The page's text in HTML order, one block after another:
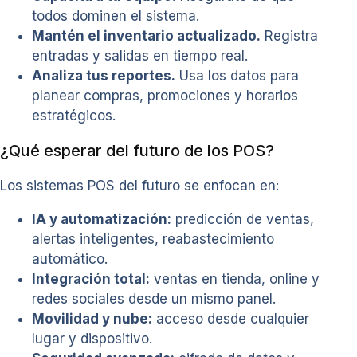
todos dominen el sistema.
Mantén el inventario actualizado. Registra
entradas y salidas en tiempo real.
Analiza tus reportes. Usa los datos para
planear compras, promociones y horarios
estratégicos.
¿Qué esperar del futuro de los POS?
Los sistemas POS del futuro se enfocan en:
IA y automatización: predicción de ventas,
alertas inteligentes, reabastecimiento
automático.
Integración total: ventas en tienda, online y
redes sociales desde un mismo panel.
Movilidad y nube: acceso desde cualquier
lugar y dispositivo.